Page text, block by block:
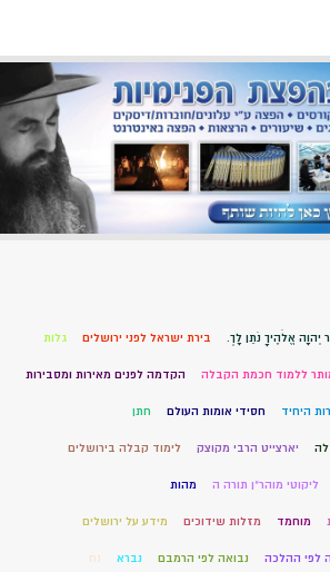
יְהוָה אֱלֹהֶיךָ נֹתֵן לָךְ. בירת ישראל לפני ירושלים גלות
ללמוד חכמת הקבלה הקדמה לפנים מאירות ומסבירות
היחיד חסידי אומות העולם חתן
יארצייט הרבי מקוצק לימוד קבלה בירושלים
ליקוטי מוהר"ן תורה ה מהות
מוחמד מזלות שידוכים מידע על ירושלים
לפי ההלכה נבואה לפי הרמבם נברא נח